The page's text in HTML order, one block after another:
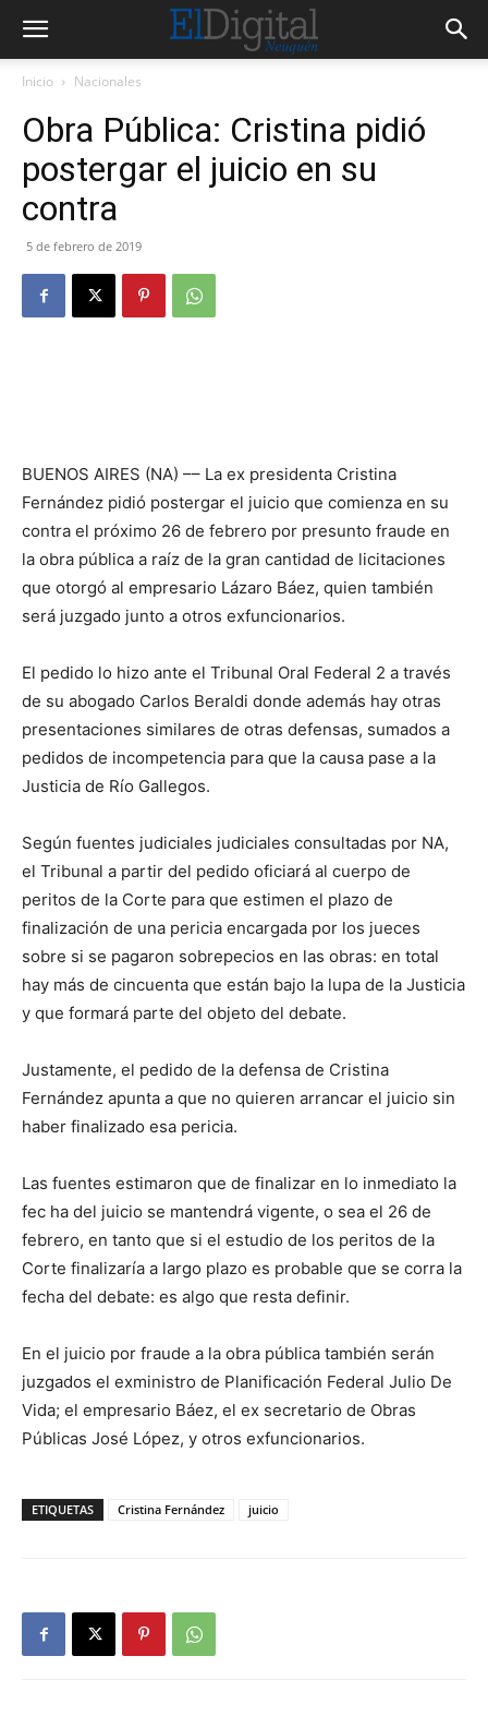
Inicio Nacionales
Obra Pública: Cristina pidió
postergar el juicio en su
contra
5 de febrero de 2019
BUENOS AIRES (NA) –– La ex presidenta Cristina
Fernández pidió postergar el juicio que comienza en su
contra el próximo 26 de febrero por presunto fraude en
la obra pública a raíz de la gran cantidad de licitaciones
que otorgó al empresario Lázaro Báez, quien también
será juzgado junto a otros exfuncionarios.
El pedido lo hizo ante el Tribunal Oral Federal 2 a través
de su abogado Carlos Beraldi donde además hay otras
presentaciones similares de otras defensas, sumados a
pedidos de incompetencia para que la causa pase a la
Justicia de Río Gallegos.
Según fuentes judiciales judiciales consultadas por NA,
el Tribunal a partir del pedido oficiará al cuerpo de
peritos de la Corte para que estimen el plazo de
finalización de una pericia encargada por los jueces
sobre si se pagaron sobrepecios en las obras: en total
hay más de cincuenta que están bajo la lupa de la Justicia
y que formará parte del objeto del debate.
Justamente, el pedido de la defensa de Cristina
Fernández apunta a que no quieren arrancar el juicio sin
haber finalizado esa pericia.
Las fuentes estimaron que de finalizar en lo inmediato la
fec ha del juicio se mantendrá vigente, o sea el 26 de
febrero, en tanto que si el estudio de los peritos de la
Corte finalizaría a largo plazo es probable que se corra la
fecha del debate: es algo que resta definir.
En el juicio por fraude a la obra pública también serán
juzgados el exministro de Planificación Federal Julio De
Vida; el empresario Báez, el ex secretario de Obras
Públicas José López, y otros exfuncionarios.
ETIQUETAS Cristina Fernández juicio